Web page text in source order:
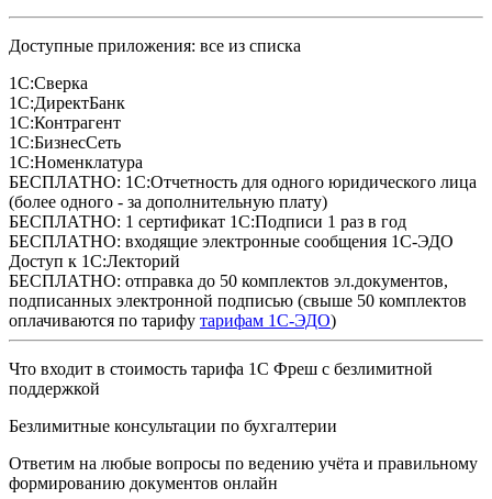
Доступные приложения: все из списка
1С:Сверка
1С:ДиректБанк
1С:Контрагент
1С:БизнесСеть
1С:Номенклатура
БЕСПЛАТНО: 1С:Отчетность для одного юридического лица
(более одного - за дополнительную плату)
БЕСПЛАТНО: 1 сертификат 1С:Подписи 1 раз в год
БЕСПЛАТНО: входящие электронные сообщения 1С-ЭДО
Доступ к 1С:Лекторий
БЕСПЛАТНО: отправка до 50 комплектов эл.документов,
подписанных электронной подписью (свыше 50 комплектов
оплачиваются по тарифу тарифам 1С-ЭДО)
Что входит в стоимость тарифа 1С Фреш с безлимитной
поддержкой
Безлимитные консультации по бухгалтерии
Ответим на любые вопросы по ведению учёта и правильному
формированию документов онлайн